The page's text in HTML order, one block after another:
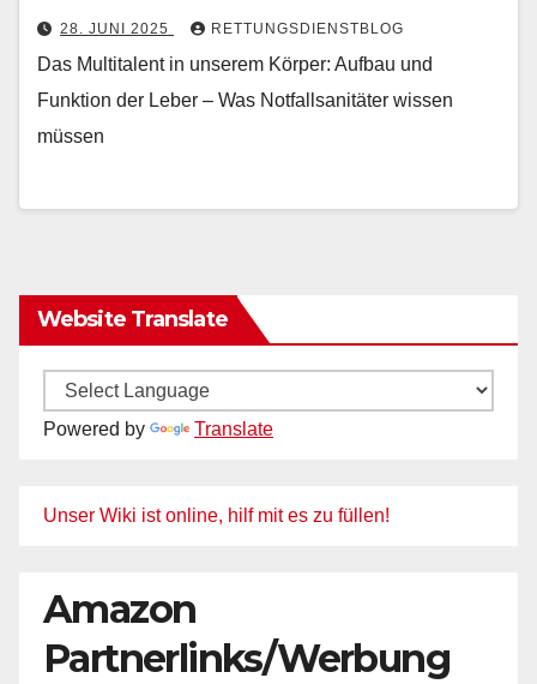
28. JUNI 2025 RETTUNGSDIENSTBLOG
Das Multitalent in unserem Körper: Aufbau und
Funktion der Leber – Was Notfallsanitäter wissen
müssen
Website Translate
Powered by Translate
Unser Wiki ist online, hilf mit es zu füllen!
Amazon
Partnerlinks/Werbung